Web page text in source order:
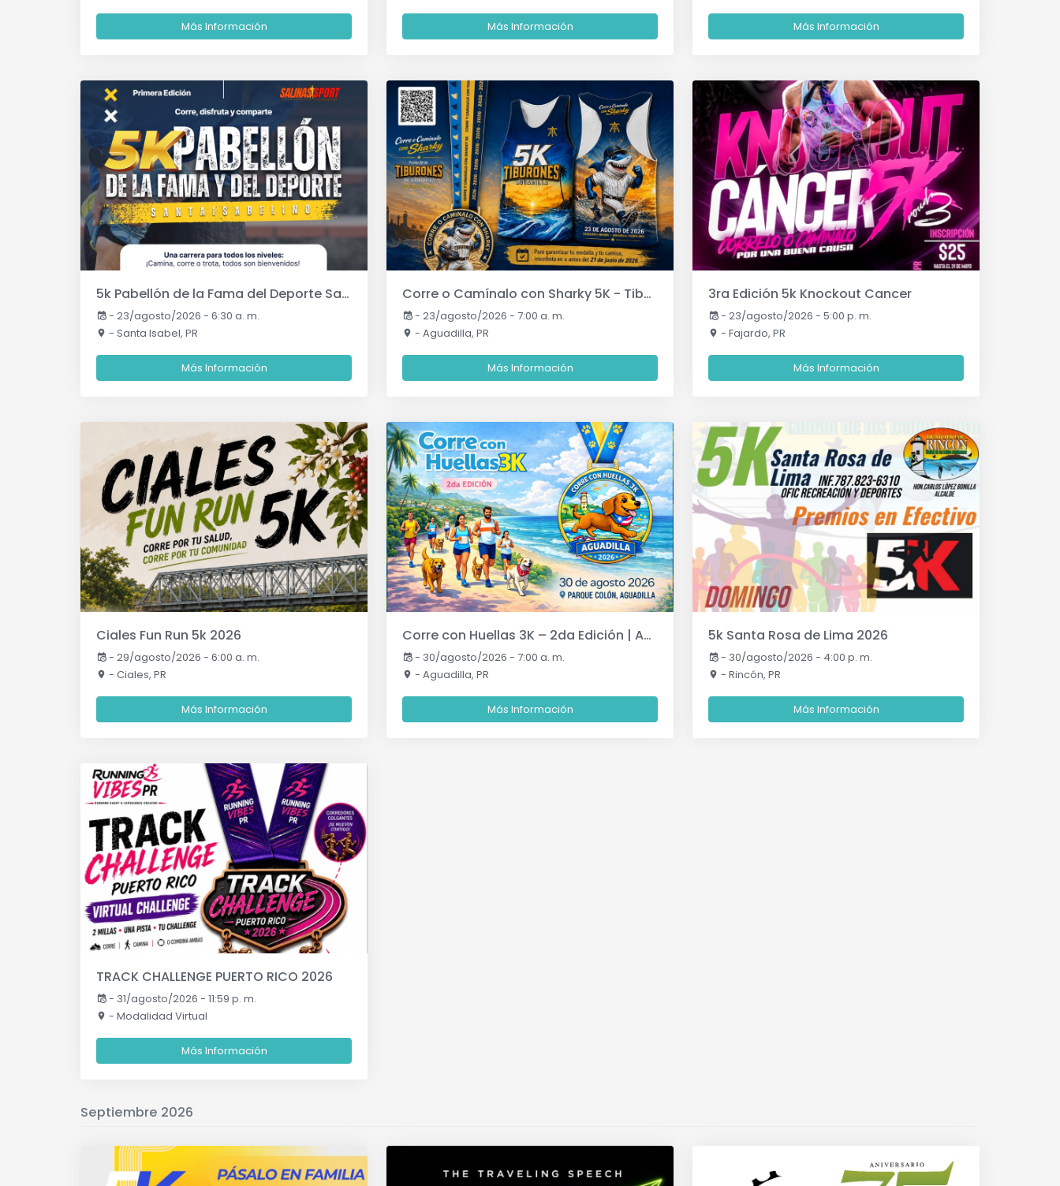
Más Información Más Información Más Información
5k Pabellón de la Fama del Deporte Santaisabelino
- 23/agosto/2026 - 6:30 a. m.
- Santa Isabel, PR
Más Información
Corre o Camínalo con Sharky 5K - Tiburones de Aguadilla
- 23/agosto/2026 - 7:00 a. m.
- Aguadilla, PR
Más Información
3ra Edición 5k Knockout Cancer
- 23/agosto/2026 - 5:00 p. m.
- Fajardo, PR
Más Información
Ciales Fun Run 5k 2026
- 29/agosto/2026 - 6:00 a. m.
- Ciales, PR
Más Información
Corre con Huellas 3K – 2da Edición | Aguadilla
- 30/agosto/2026 - 7:00 a. m.
- Aguadilla, PR
Más Información
5k Santa Rosa de Lima 2026
- 30/agosto/2026 - 4:00 p. m.
- Rincón, PR
Más Información
TRACK CHALLENGE PUERTO RICO 2026
- 31/agosto/2026 - 11:59 p. m.
- Modalidad Virtual
Más Información
Septiembre 2026